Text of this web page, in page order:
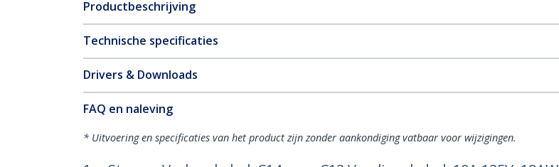
Productbeschrijving
Technische specificaties
Drivers & Downloads
FAQ en naleving
* Uitvoering en specificaties van het product zijn zonder aankondiging vatbaar voor wijzigingen.